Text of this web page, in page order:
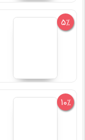
5%
10%